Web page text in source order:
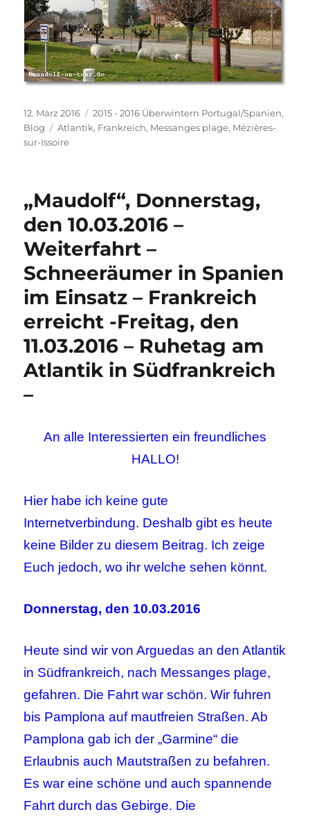
Veröffentlicht
am
12. März 2016 Kategorien
2015 - 2016 Überwintern Portugal/Spanien,
Blog
Schlagwörter
Atlantik, Frankreich, Messanges plage, Mézières-
sur-Issoire
„Maudolf“, Donnerstag,
den 10.03.2016 –
Weiterfahrt –
Schneeräumer in Spanien
im Einsatz – Frankreich
erreicht -Freitag, den
11.03.2016 – Ruhetag am
Atlantik in Südfrankreich
–
An alle Interessierten ein freundliches
HALLO!
Hier habe ich keine gute
Internetverbindung. Deshalb gibt es heute
keine Bilder zu diesem Beitrag. Ich zeige
Euch jedoch, wo ihr welche sehen könnt.
Donnerstag, den 10.03.2016
Heute sind wir von Arguedas an den Atlantik
in Südfrankreich, nach Messanges plage,
gefahren. Die Fahrt war schön. Wir fuhren
bis Pamplona auf mautfreien Straßen. Ab
Pamplona gab ich der „Garmine“ die
Erlaubnis auch Mautstraßen zu befahren.
Es war eine schöne und auch spannende
Fahrt durch das Gebirge. Die